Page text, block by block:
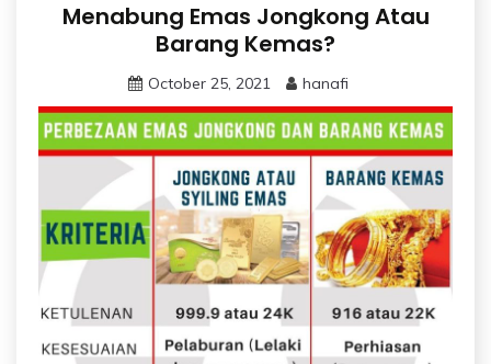
Menabung Emas Jongkong Atau
Barang Kemas?
October 25, 2021 hanafi